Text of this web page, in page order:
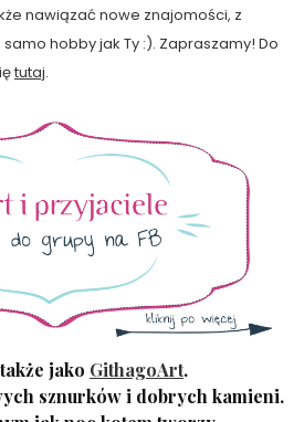
nawiązać nowe znajomości, z
hobby jak Ty :). Zapraszamy! Do
tutaj.
jako GithagoArt.
sznurków i dobrych kamieni.